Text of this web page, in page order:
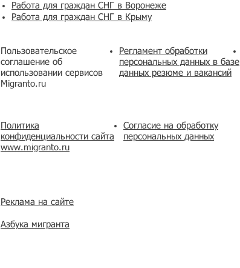
Работа для граждан СНГ в Воронеже
Работа для граждан СНГ в Крыму
Пользовательское
соглашение об
использовании сервисов
Migranto.ru
Регламент обработки
персональных данных в базе
данных резюме и вакансий
Политика
конфиденциальности сайта
www.migranto.ru
Согласие на обработку
персональных данных
Реклама на сайте
Азбука мигранта